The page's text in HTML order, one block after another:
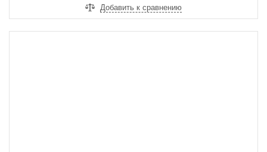
Добавить к сравнению